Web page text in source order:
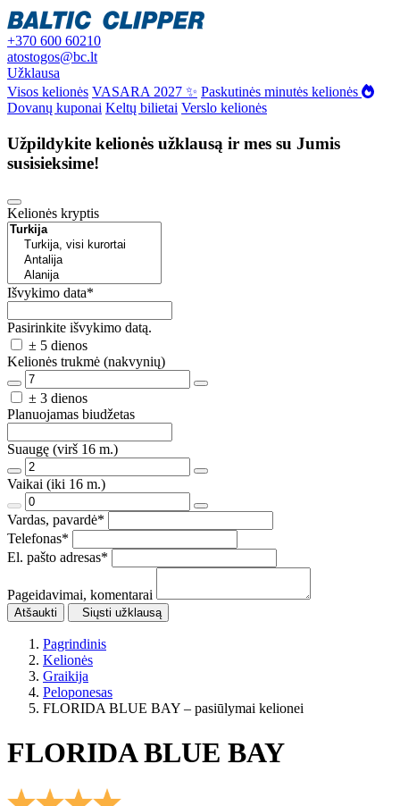
+370 600 60210
atostogos@bc.lt
Užklausa
Visos kelionės VASARA 2027 ✨ Paskutinės minutės kelionės
Dovanų kuponai Keltų bilietai Verslo kelionės
Užpildykite kelionės užklausą ir mes su Jumis
susisieksime!
Kelionės kryptis
Išvykimo data*
Pasirinkite išvykimo datą.
± 5 dienos
Kelionės trukmė (nakvynių)
± 3 dienos
Planuojamas biudžetas
Suaugę (virš 16 m.)
Vaikai (iki 16 m.)
Vardas, pavardė*
Telefonas*
El. pašto adresas*
Pageidavimai, komentarai
Atšaukti Siųsti užklausą
Pagrindinis
Kelionės
Graikija
Peloponesas
FLORIDA BLUE BAY – pasiūlymai kelionei
FLORIDA BLUE BAY